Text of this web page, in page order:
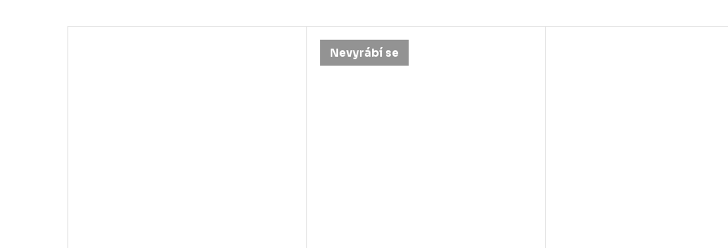
Nevyrábí se